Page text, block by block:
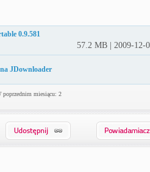
0.9.581
57.2 MB | 2009-12-
JDownloader
miesiącu: 2